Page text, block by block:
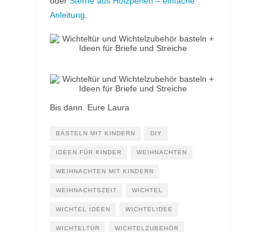
Anleitung
Bis dann. Eure Laura
BASTELN MIT KINDERN DIY
IDEEN FÜR KINDER WEIHNACHTEN
WEIHNACHTEN MIT KINDERN
WEIHNACHTSZEIT WICHTEL
WICHTEL IDEEN WICHTELIDEE
WICHTELTÜR WICHTELZUBEHÖR